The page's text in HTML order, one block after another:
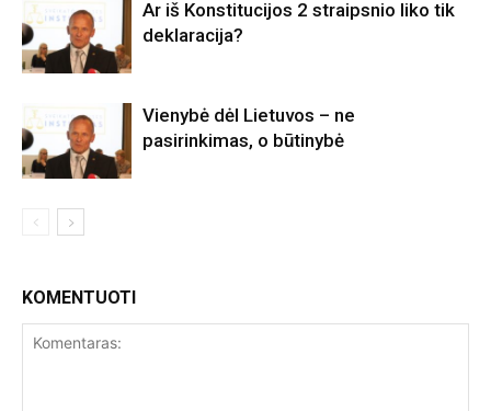
Ar iš Konstitucijos 2 straipsnio liko tik
deklaracija?
Vienybė dėl Lietuvos – ne
pasirinkimas, o būtinybė
KOMENTUOTI